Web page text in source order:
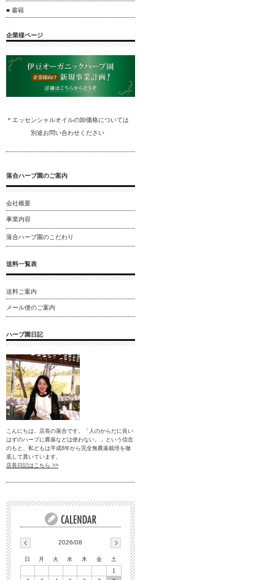
■ 書籍
企業様ページ
＊エッセンシャルオイルの卸価格については
別途お問い合わせください
落合ハーブ園のご案内
会社概要
事業内容
落合ハーブ園のこだわり
送料一覧表
送料ご案内
メール便のご案内
ハーブ園日記
こんにちは。店長の落合です。「人のからだに良い
はずのハーブに農薬などは使わない。」という信念
のもと、私どもは平成8年から完全無農薬栽培を徹
底して貫いています。
店長日記はこちら >>
2026/08
日 月 火 水 木 金
土
1